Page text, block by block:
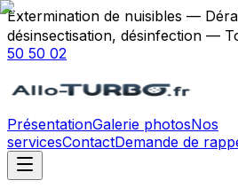
Extermination de nuisibles —
désinsectisation, désinfection —
50 50 02
PrésentationGalerie photosNos
servicesContactDemande de